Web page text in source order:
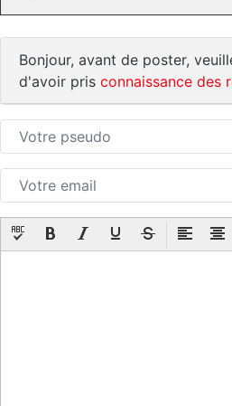
Bonjour, avant de poster,
d'avoir pris connaissance des